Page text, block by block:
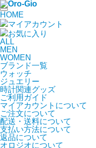
HOME
マイアカウント
お気に入り
ALL
MEN
WOMEN
ブランド一覧
ウォッチ
ジュエリー
時計関連グッズ
ご利用ガイド
マイアカウントについて
ご注文について
配送・送料について
支払い方法について
返品について
オロジオについて